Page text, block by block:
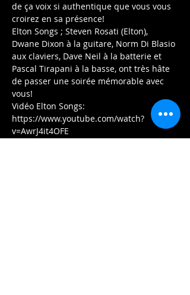
de ça voix si authentique que vous vous
croirez en sa présence!
Elton Songs ; Steven Rosati (Elton),
Dwane Dixon à la guitare, Norm Di Blasio
aux claviers, Dave Neil à la batterie et
Pascal Tirapani à la basse, ont très hâte
de passer une soirée mémorable avec
vous!
Vidéo Elton Songs:
https://www.youtube.com/watch?
v=AwrJ4it4OFE